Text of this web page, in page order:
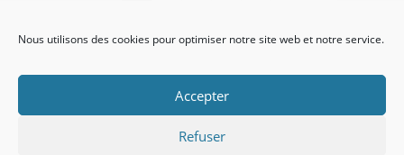
Nous utilisons des cookies pour optimiser notre site web et notre service.
Accepter
Refuser
visiteurs uniques: